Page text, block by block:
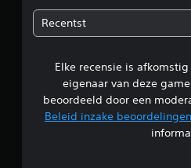
Recentst
Elke recensie is
eigenaar van deze
beoordeeld door een
Beleid inzake